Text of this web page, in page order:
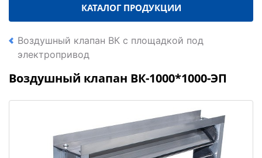
КАТАЛОГ ПРОДУКЦИИ
Воздушный клапан ВК с площадкой под
электропривод
Воздушный клапан ВК-1000*1000-ЭП